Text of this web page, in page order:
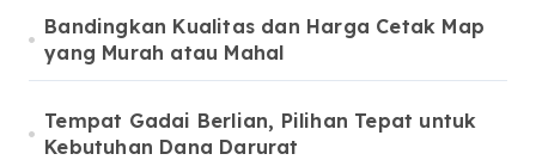
Bandingkan Kualitas dan Harga Cetak Map
yang Murah atau Mahal
Tempat Gadai Berlian, Pilihan Tepat untuk
Kebutuhan Dana Darurat